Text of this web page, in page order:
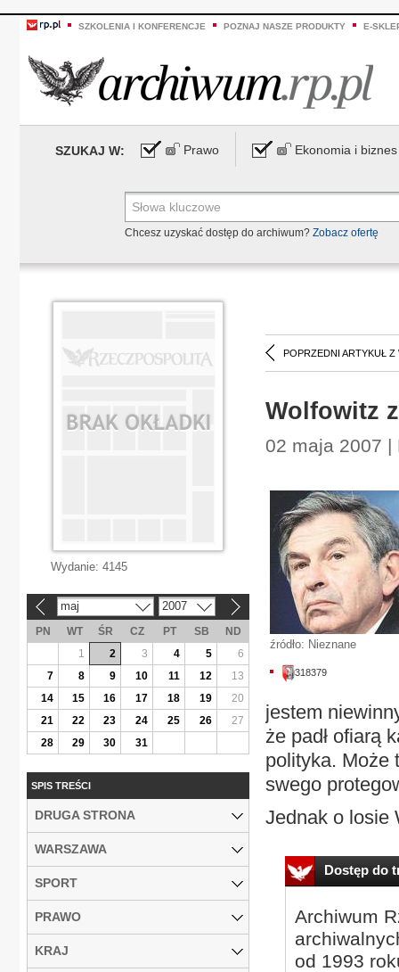
SZKOLENIA I KONFERENCJE POZNAJ NASZE PRODUKTY E-
SZUKAJ W: Prawo Ekonomia i biznes
Chcesz uzyskać dostęp do archiwum? Zobacz ofertę
POPRZEDNI ARTYKUŁ Z
Wolfowitz
02 maja 2007 |
źródło: Nieznane
318379
jestem
że padł ofiarą
polityka. Może
swego
Jednak o losie
Dostęp do
Archiwum
od 1993
Wydanie: 4145
maj 2007
PN WT ŚR CZ PT SB
ND
1
2 3 4 5
6
7
8 9 10 11 12
13
14
15 16 17 18 19
20
21
22 23 24 25 26
27
28
29 30 31
SPIS TREŚCI
DRUGA STRONA
WARSZAWA
SPORT
PRAWO
KRAJ